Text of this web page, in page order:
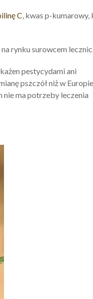
C, kwas p-kumarowy,
rynku surowcem
pestycydami ani
pszczół niż w
nie ma potrzeby leczenia